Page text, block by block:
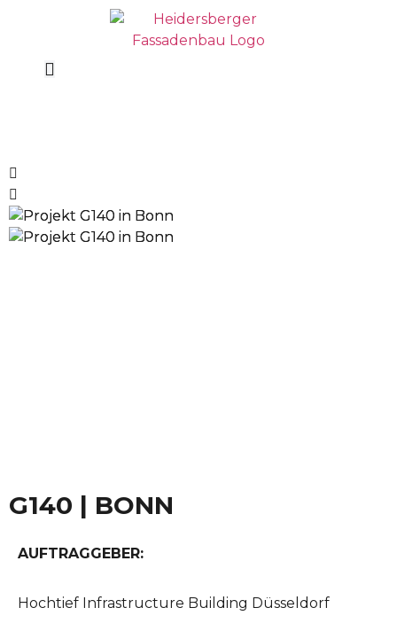
G140 | BONN
AUFTRAGGEBER:
Hochtief Infrastructure Building Düsseldorf